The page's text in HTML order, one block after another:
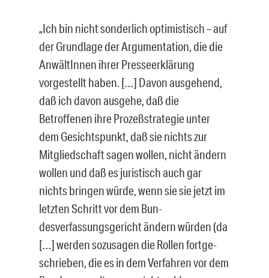
„Ich bin nicht sonderlich optimistisch – auf
der Grundlage der Argumentation, die die
AnwältInnen ihrer Presseerklärung
vorgestellt haben. […] Davon ausgehend,
daß ich davon ausgehe, daß die
Betroffenen ihre Prozeßstrategie unter
dem Gesichtspunkt, daß sie nichts zur
Mitgliedschaft sagen wollen, nicht ändern
wollen und daß es juris­tisch auch gar
nichts bringen würde, wenn sie sie jetzt im
letzten Schritt vor dem Bun­
desverfassungsgericht ändern würden (da
[…] werden sozusagen die Rollen fortge­
schrieben, die es in dem Verfahren vor dem